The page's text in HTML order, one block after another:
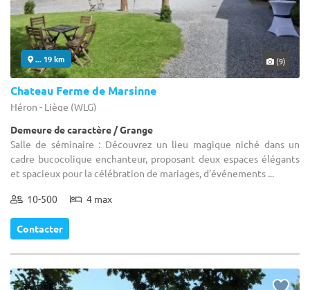
... 19 km (9)
Chateau Ferme de Marsinne
Héron - Liège (WLG)
Demeure de caractère / Grange
Salle de séminaire : Découvrez un lieu magique niché dans un
cadre bucocolique enchanteur, proposant deux espaces élégants
et spacieux pour la célébration de mariages, d'événements ...
10-500 4 max
Contacter